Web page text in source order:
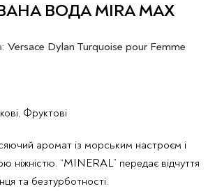
ВОДА MIRA MAX
Versace Dylan Turquoise pour Femme
Фруктові
аромат із морським настроєм і
ніжністю. “MINERAL” передає відчуття
та безтурботності.